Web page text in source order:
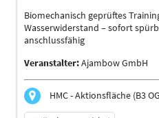
Biomechanisch geprüftes
Wasserwiderstand – sofort
anschlussfähig
Veranstalter:Ajambow GmbH
HMC - Aktionsfläche (B3